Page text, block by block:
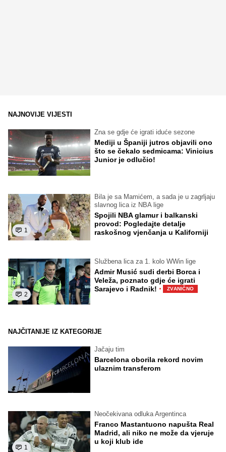
NAJNOVIJE VIJESTI
Zna se gdje će igrati iduće sezone
Mediji u Španiji jutros objavili ono
što se čekalo sedmicama: Vinicius
Junior je odlučio!
1
Bila je sa Mamićem, a sada je u zagrljaju
slavnog lica iz NBA lige
Spojili NBA glamur i balkanski
provod: Pogledajte detalje
raskošnog vjenčanja u Kaliforniji
2
Službena lica za 1. kolo WWin lige
Admir Musić sudi derbi Borca i
Veleža, poznato gdje će igrati
Sarajevo i Radnik! · ZVANIČNO
NAJČITANIJE IZ KATEGORIJE
Jačaju tim
Barcelona oborila rekord novim
ulaznim transferom
1
Neočekivana odluka Argentinca
Franco Mastantuono napušta Real
Madrid, ali niko ne može da vjeruje
u koji klub ide